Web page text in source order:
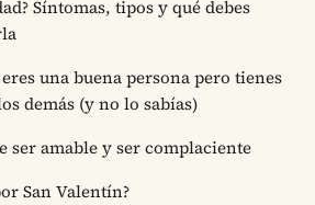
Síntomas, tipos y qué debes
una buena persona pero tienes
demás (y no lo sabías)
ser amable y ser complaciente
San Valentín?